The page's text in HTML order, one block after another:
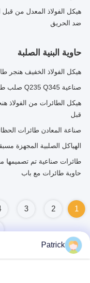
هيكل الفولاذ المعدل من
ضد الحريق
حاوية البنية الصلبة
هيكل الفولاذ الخفيف هنجر
صناعية Q235 Q345 صلب طائرات هنجر المباني بناء هنجر الطائرات
هيكل الطائرات من الفولاذ
قبل
صناعة المعادن طائرات
الهياكل الصلبية المجهزة
حاوية طائرات مع باب
1
2
3
Patrick